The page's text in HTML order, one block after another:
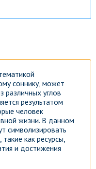
соннику, может
различных углов
результатом
человек
жизни. В данном
символизировать
как ресурсы,
и достижения